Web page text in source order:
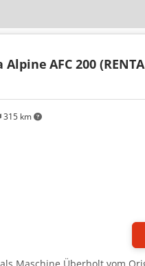
315 km
Alpine AFC 200
Maschine Überholt vom